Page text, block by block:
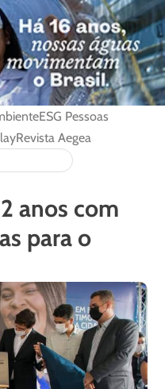
ESG Pessoas
Revista Aegea
anos com
para o